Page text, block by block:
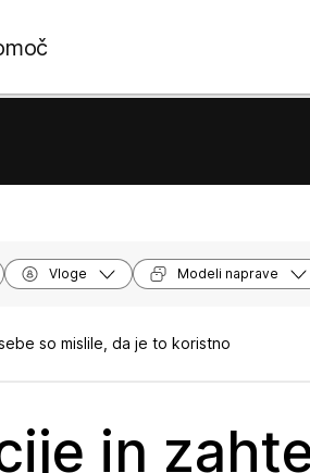
Vloge Modeli naprave
so mislile, da je to koristno
in